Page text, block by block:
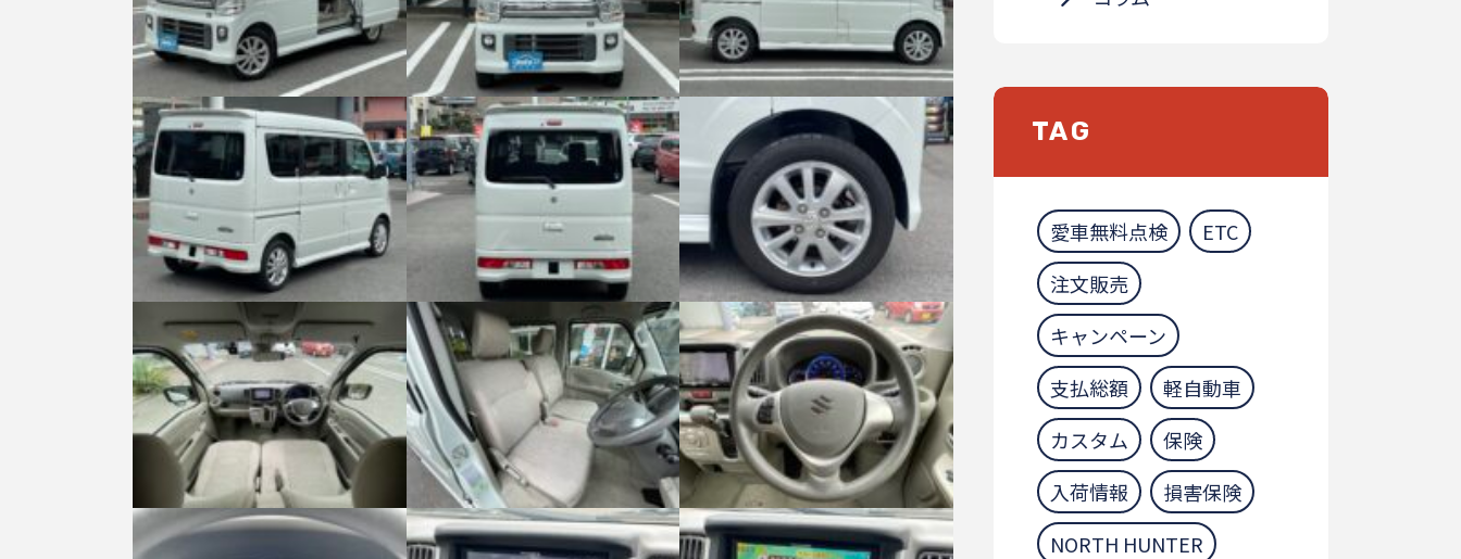
TAG
愛車無料点検
ETC
注文販売
キャンペーン
支払総額
軽自動車
カスタム
保険
入荷情報
損害保険
NORTH HUNTER